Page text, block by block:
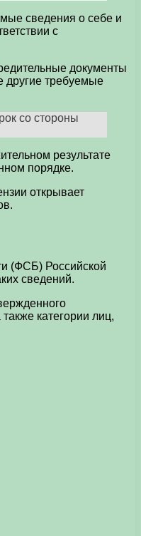
сведения о себе и
с
документы
другие требуемые
со стороны
результате
порядке.
открывает
(ФСБ) Российской
сведений.
категории лиц,